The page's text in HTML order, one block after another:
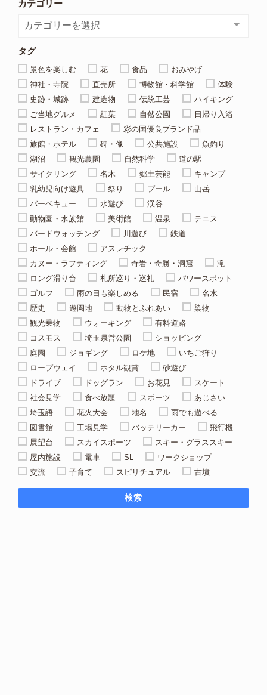
カテゴリー
タグ
景色を楽しむ 花 食品
おみやげ
神社・寺院
直売所 博物館・科学館
体験
史跡・城跡
建造物 伝統工芸
ハイキング
ご当地グルメ
紅葉 自然公園
日帰り入浴
レストラン・カフェ
彩の国優良ブランド品
旅館・ホテル
碑・像 公共施設
魚釣り
湖沼
観光農園 自然科学
道の駅
サイクリング
名木 郷土芸能
キャンプ
乳幼児向け遊具
祭り プール
山岳
バーベキュー
水遊び
渓谷
動物園・水族館
美術館 温泉
テニス
バードウォッチング
川遊び
鉄道
ホール・会館
アスレチック
カヌー・ラフティング
奇岩・奇勝・洞窟
滝
ロング滑り台
札所巡り・巡礼
パワースポット
ゴルフ
雨の日も楽しめる 民宿
名水
歴史
遊園地 動物とふれあい
染物
観光乗物
ウォーキング
有料道路
コスモス
埼玉県営公園
ショッピング
庭園
ジョギング ロケ地
いちご狩り
ロープウェイ
ホタル観賞
砂遊び
ドライブ
ドッグラン お花見
スケート
社会見学
食べ放題 スポーツ
あじさい
埼玉語
花火大会 地名
雨でも遊べる
図書館
工場見学 バッテリーカー
飛行機
展望台
スカイスポーツ
スキー・グラススキー
屋内施設
電車 SL
ワークショップ
交流
子育て スピリチュアル 古墳
検索